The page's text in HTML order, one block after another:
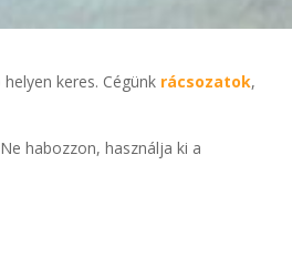
keres. Cégünk rácsozatok,
habozzon, használja ki a